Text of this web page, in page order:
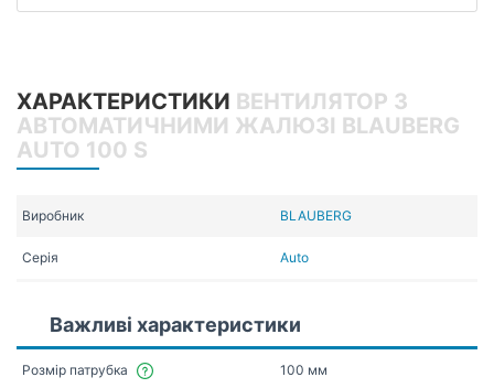
ХАРАКТЕРИСТИКИ ВЕНТИЛЯТОР З
АВТОМАТИЧНИМИ ЖАЛЮЗІ BLAUBERG
AUTO 100 S
Виробник BLAUBERG
Серія Auto
Важливі характеристики
Розмір патрубка 100 мм